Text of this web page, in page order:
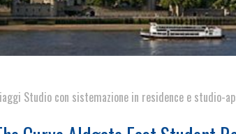
Studio con sistemazione in residence e studio-